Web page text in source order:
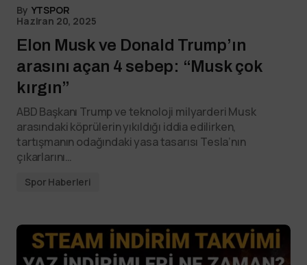
By YTSPOR
Haziran 20, 2025
Elon Musk ve Donald Trump’ın
arasını açan 4 sebep: “Musk çok
kırgın”
ABD Başkanı Trump ve teknoloji milyarderi Musk
arasındaki köprülerin yıkıldığı iddia edilirken,
tartışmanın odağındaki yasa tasarısı Tesla’nın
çıkarlarını…
Spor Haberleri